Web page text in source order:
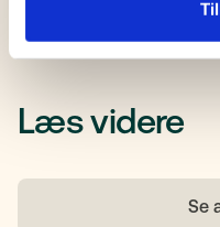
Læs videre
Se